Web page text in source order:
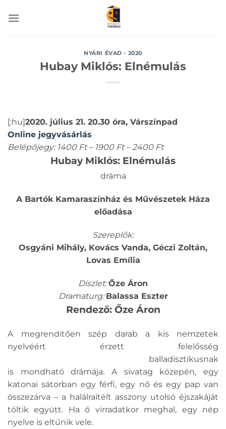
NYÁRI ÉVAD - 2020
Hubay Miklós: Elnémulás
[:hu]2020. július 21. 20.30 óra, Várszínpad
Online jegyvásárlás
Belépőjegy: 1400 Ft – 1900 Ft – 2400 Ft
Hubay Miklós: Elnémulás
dráma
A Bartók Kamaraszínház és Művészetek Háza
előadása
Szereplők:
Osgyáni Mihály, Kovács Vanda, Géczi Zoltán,
Lovas Emília
Díszlet: Őze Áron
Dramaturg: Balassa Eszter
Rendező: Őze Áron
A megrendítően szép darab a kis nemzetek
nyelvéért érzett felelősség
balladisztikusnak
is mondható drámája. A sivatag közepén, egy
katonai sátorban egy férfi, egy nő és egy pap van
összezárva – a halálraítélt asszony utolsó éjszakáját
töltik együtt. Ha ő virradatkor meghal, egy nép
nyelve is eltűnik vele.